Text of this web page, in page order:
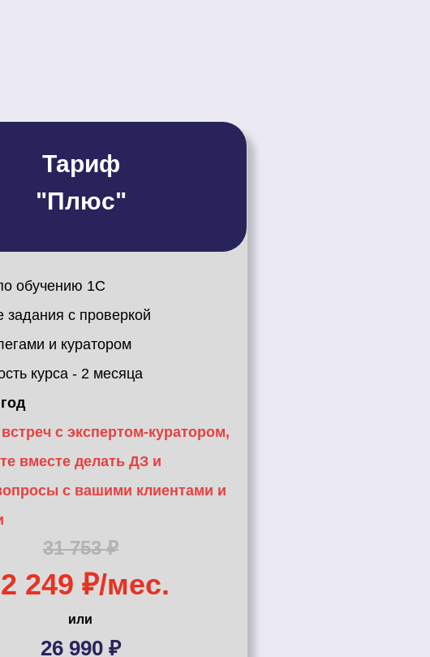
обучению 1С
c проверкой
и куратором
курса - 2 месяца
с экспертом-куратором,
вместе делать ДЗ и
с вашими клиентами и
31 753 ₽
Тариф
"Плюс"
26 990 ₽
2 249 ₽/мес.
или